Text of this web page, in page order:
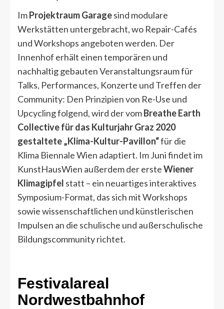
ImProjektraum Garagesind modulare
Werkstätten untergebracht, wo Repair-Cafés
und Workshops angeboten werden. Der
Innenhof erhält einen temporären und
nachhaltig gebauten Veranstaltungsraum für
Talks, Performances, Konzerte und Treffen der
Community: Den Prinzipien von Re-Use und
Upcycling folgend, wird der vomBreathe Earth
Collective für das Kulturjahr Graz 2020
gestaltete „Klima-Kultur-Pavillon“für die
Klima Biennale Wien adaptiert. Im Juni findet im
KunstHausWien außerdem der ersteWiener
Klimagipfel statt – ein neuartiges interaktives
Symposium-Format, das sich mit Workshops
sowie wissenschaftlichen und künstlerischen
Impulsen an die schulische und außerschulische
Bildungscommunity richtet.
Festivalareal
Nordwestbahnhof